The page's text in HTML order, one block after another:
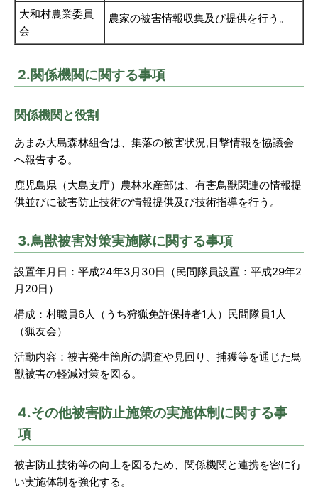
大和村農業委員
会
農家の被害情報収集及び提供を行う。
2.関係機関に関する事項
関係機関と役割
あまみ大島森林組合は、集落の被害状況,目撃情報を協議会
へ報告する。
鹿児島県（大島支庁）農林水産部は、有害鳥獣関連の情報提
供並びに被害防止技術の情報提供及び技術指導を行う。
3.鳥獣被害対策実施隊に関する事項
設置年月日：平成24年3月30日（民間隊員設置：平成29年2
月20日）
構成：村職員6人（うち狩猟免許保持者1人）民間隊員1人
（猟友会）
活動内容：被害発生箇所の調査や見回り、捕獲等を通じた鳥
獣被害の軽減対策を図る。
4.その他被害防止施策の実施体制に関する事
項
被害防止技術等の向上を図るため、関係機関と連携を密に行
い実施体制を強化する。